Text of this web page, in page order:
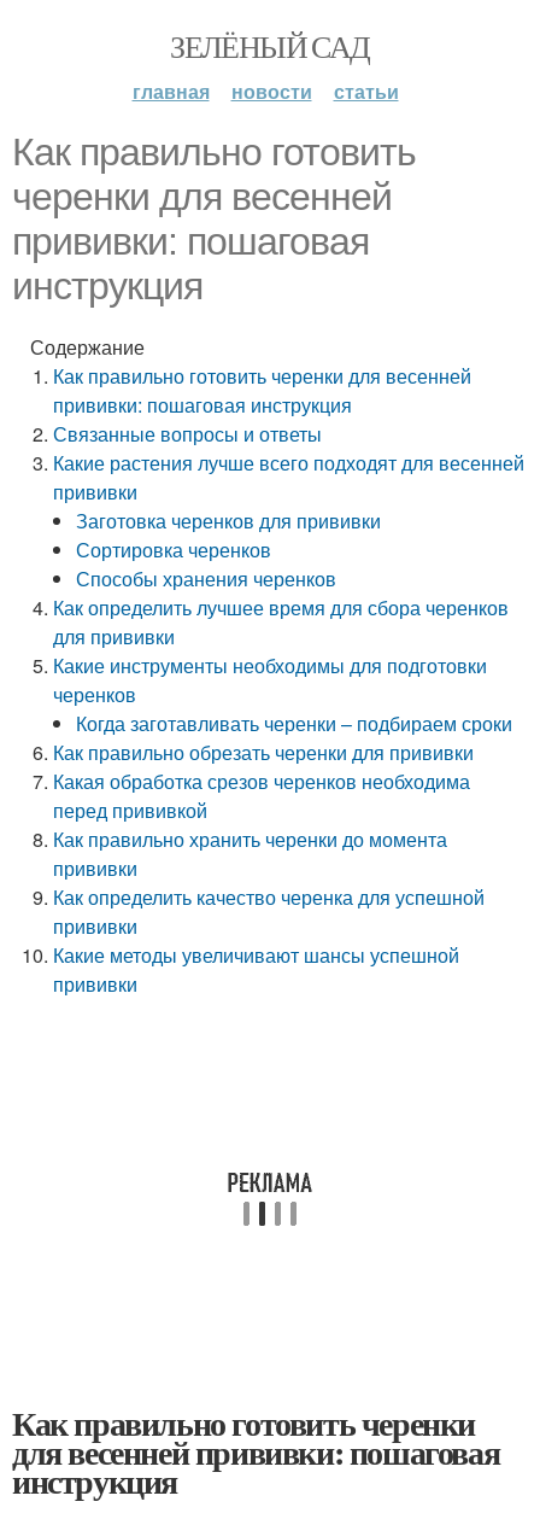
ЗЕЛЁНЫЙ САД
главная новости статьи
Как правильно готовить
черенки для весенней
прививки: пошаговая
инструкция
Содержание
Как правильно готовить черенки для весенней
прививки: пошаговая инструкция
Связанные вопросы и ответы
Какие растения лучше всего подходят для весенней
прививки
Заготовка черенков для прививки
Сортировка черенков
Способы хранения черенков
Как определить лучшее время для сбора черенков
для прививки
Какие инструменты необходимы для подготовки
черенков
Когда заготавливать черенки – подбираем сроки
Как правильно обрезать черенки для прививки
Какая обработка срезов черенков необходима
перед прививкой
Как правильно хранить черенки до момента
прививки
Как определить качество черенка для успешной
прививки
Какие методы увеличивают шансы успешной
прививки
Как правильно готовить черенки
для весенней прививки: пошаговая
инструкция